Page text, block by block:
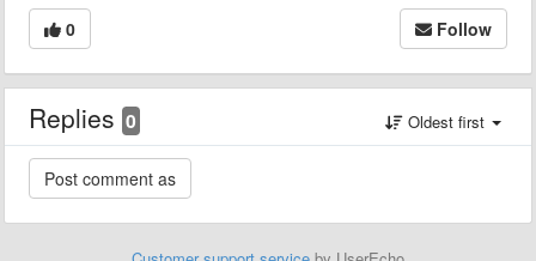
0 Follow
Replies 0 Oldest first